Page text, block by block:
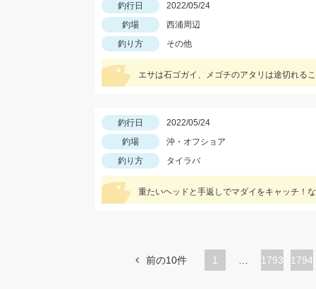
釣行日
2022/05/24
釣場
西浦周辺
釣り方
その他
エサは石ゴガイ、メゴチのアタリは途切れる
釣行日
2022/05/24
釣場
沖・オフショア
釣り方
タイラバ
重たいヘッドと手返しでマダイをキャッチ！
前の10件 1
ペ
1793
ペ
1794